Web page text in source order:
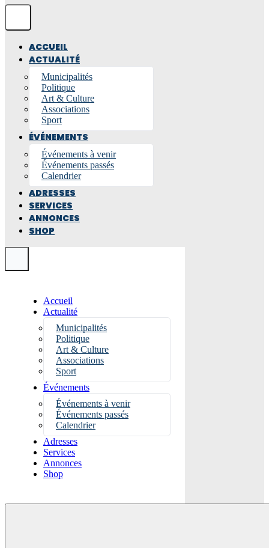
ACCUEIL
ACTUALITÉ
Municipalités
Politique
Art & Culture
Associations
Sport
ÉVÉNEMENTS
Événements à venir
Événements passés
Calendrier
ADRESSES
SERVICES
ANNONCES
SHOP
Accueil
Actualité
Municipalités
Politique
Art & Culture
Associations
Sport
Événements
Événements à venir
Événements passés
Calendrier
Adresses
Services
Annonces
Shop